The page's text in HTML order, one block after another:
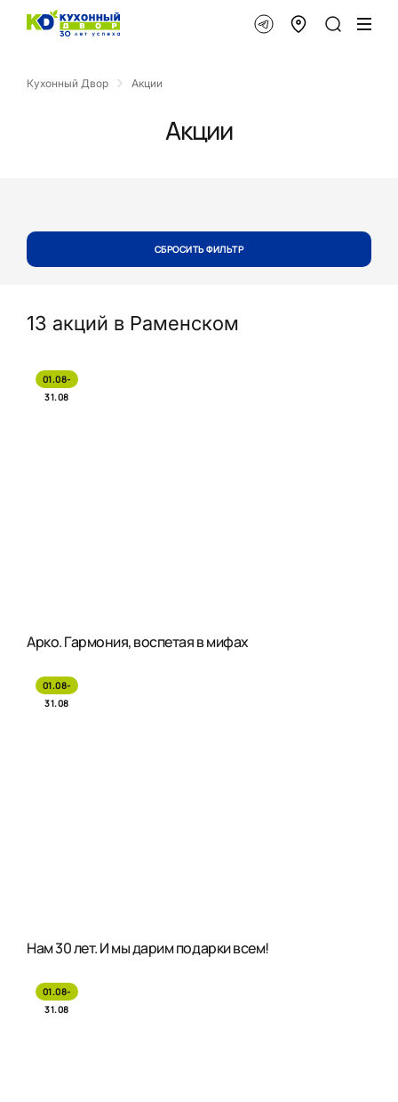
Кухонный Двор Акции
Акции
СБРОСИТЬ ФИЛЬТР
13 акций в Раменском
01.08-
31.08
Арко. Гармония, воспетая в мифах
01.08-
31.08
Нам 30 лет. И мы дарим подарки всем!
01.08-
31.08